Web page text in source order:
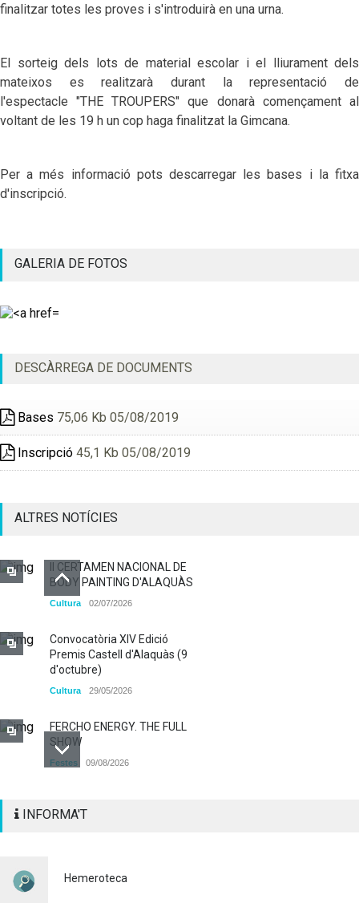
finalitzar totes les proves i s'introduirà en una urna.
El sorteig dels lots de material escolar i el lliurament dels
mateixos es realitzarà durant la representació de
l'espectacle "THE TROUPERS" que donarà començament al
voltant de les 19 h un cop haga finalitzat la Gimcana.
Per a més informació pots descarregar les bases i la fitxa
d'inscripció.
GALERIA DE FOTOS
DESCÀRREGA DE DOCUMENTS
Bases 75,06 Kb 05/08/2019
Inscripció 45,1 Kb 05/08/2019
ALTRES NOTÍCIES
II CERTAMEN NACIONAL DE
BODY PAINTING D'ALAQUÀS
Cultura 02/07/2026
Convocatòria XIV Edició
Premis Castell d'Alaquàs (9
d'octubre)
Cultura 29/05/2026
FERCHO ENERGY. THE FULL
SHOW
Festes 09/08/2026
d'INSCRIPCIÓ per a
Cultura 03/08/2026
INFORMA'T
Hemeroteca